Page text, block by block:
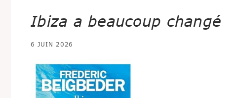
Ibiza a beaucoup changé
6 JUIN 2026